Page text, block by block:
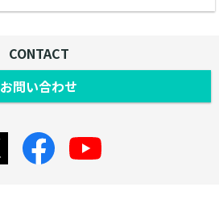
CONTACT
お問い合わせ